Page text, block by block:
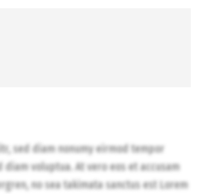
sed diam nonumy eirmod tempor
voluptua. At vero eos et accusam
no sea takimata sanctus est Lorem